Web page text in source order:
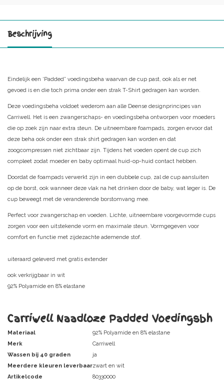
Beschrijving
Eindelijk een ‘Padded” voedingsbeha waarvan de cup past, ook als er net
gevoed is en die toch prima onder een strak T-Shirt gedragen kan worden.
Deze voedingsbeha voldoet wederom aan alle Deense designprincipes van
Carriwell. Het is een zwangerschaps- en voedingsbeha ontworpen voor moeders
die op zoek zijn naar extra steun. De uitneembare foampads, zorgen ervoor dat
deze beha ook onder een strak shirt gedragen kan worden en dat
zoogcompressen niet zichtbaar zijn. Tijdens het voeden opent de cup zich
compleet zodat moeder en baby optimaal huid-op-huid contact hebben.
Doordat de foampads verwerkt zijn in een dubbele cup, zal de cup aansluiten
op de borst, ook wanneer deze vlak na het drinken door de baby, wat leger is. De
cup beweegt met de veranderende borstomvang mee.
Perfect voor zwangerschap en voeden. Lichte, uitneembare voorgevormde cups
zorgen voor een uitstekende vorm en maximale steun. Vormgegeven voor
comfort en functie met zijdezachte ademende stof.
uiteraard geleverd met gratis extender
ook verkrijgbaar in wit
92% Polyamide en 8% elastane
Carriwell Naadloze Padded Voedingsbh
Materiaal
92% Polyamide en 8% elastane
Merk
Carriwell
Wassen bij 40 graden
ja
Meerdere kleuren leverbaarzwart en wit
Artikelcode
80330000